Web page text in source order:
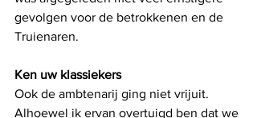
gevolgen voor de betrokkenen en de
Truienaren.
Ken uw klassiekers
Ook de ambtenarij ging niet vrijuit.
Alhoewel ik ervan overtuigd ben dat we